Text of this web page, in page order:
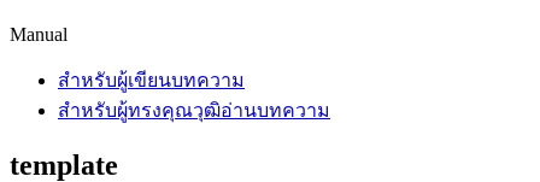
Manual
สำหรับผู้เขียนบทความ
สำหรับผู้ทรงคุณวุฒิอ่านบทความ
template